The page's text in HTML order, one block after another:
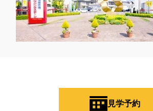
見学予約